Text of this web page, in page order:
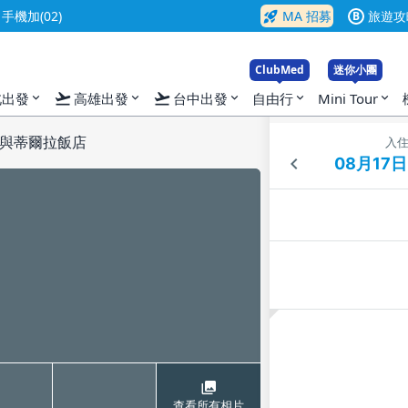
機加(02) rocket_launch MA 招募 B 旅遊
發 expand_more flight_takeoff高雄出發 expand_more flight_takeoff 台中出發 expand_more
ClubMed
自由行 expand_more
迷你小團
Mini Tour expand_more
蒂爾拉飯店 入住